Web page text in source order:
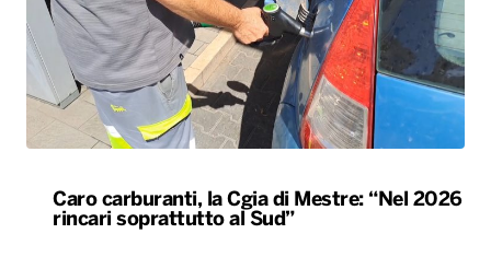
Caro carburanti, la Cgia di Mestre: “Nel 2026
rincari soprattutto al Sud”